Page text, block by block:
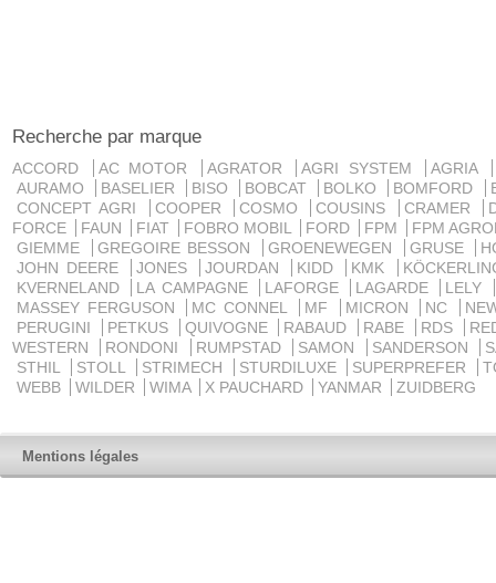
Recherche par marque
ACCORD AC MOTOR AGRATOR AGRI SYSTEM
AGRIA
AURAMO
BASELIER BISO BOBCAT BOLKO BOMFORD
CONCEPT AGRI
COOPER COSMO COUSINS CRAMER
FORCE
FAUN FIAT FOBRO MOBIL FORD FPM
FPM
GIEMME
GREGOIRE BESSON GROENEWEGEN GRUSE
JOHN DEERE
JONES JOURDAN KIDD KMK
KVERNELAND
LA CAMPAGNE LAFORGE LAGARDE
LELY
MASSEY FERGUSON
MC CONNEL MF MICRON NC
PERUGINI
PETKUS QUIVOGNE RABAUD RABE RDS
WESTERN
RONDONI RUMPSTAD SAMON SANDERSON
STHIL
STOLL STRIMECH STURDILUXE SUPERPREFER
WEBB
WILDER WIMA X PAUCHARD YANMAR ZUIDBERG
Mentions légales